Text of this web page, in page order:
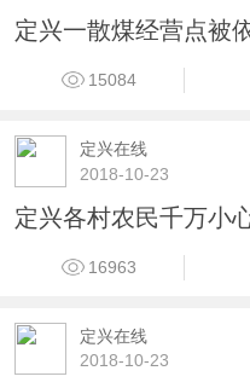
定兴一散煤经营点被
15084
定兴在线
2018-10-23
定兴各村农民千万小
16963
定兴在线
2018-10-23